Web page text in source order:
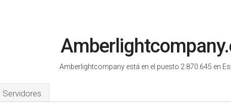
Amberlightcompany está en el puesto 2.870.645 en
Servidores